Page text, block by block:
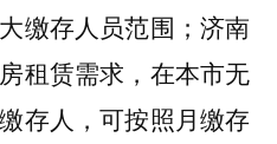
缴存人员范围； 济南
租赁需求，在本市无
存人，可按照月缴存